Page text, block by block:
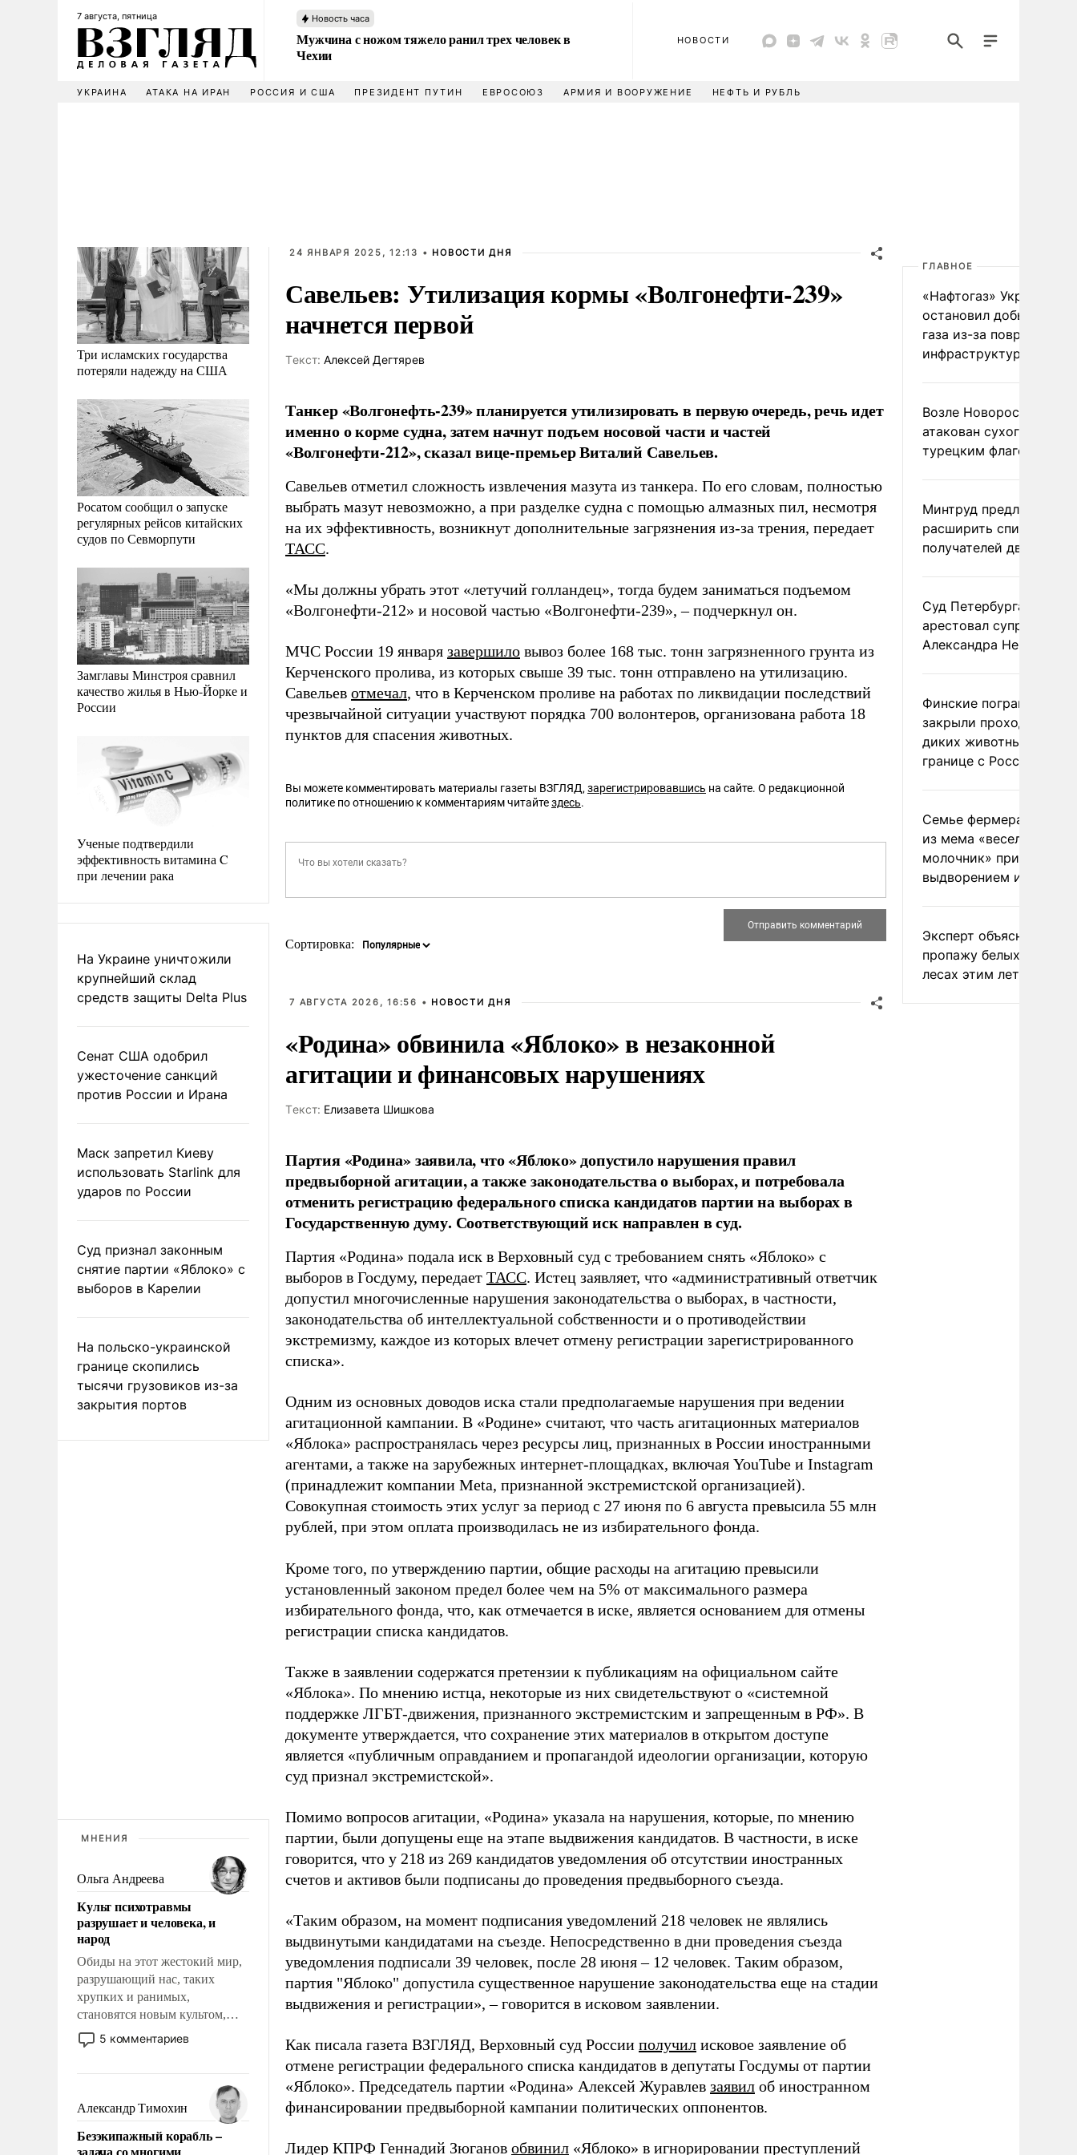
7 августа, пятница Новость часа
Мужчина с ножом тяжело ранил трех человек в
Чехии
НОВОСТИ
УКРАИНА АТАКА НА ИРАН РОССИЯ И США ПРЕЗИДЕНТ ПУТИН ЕВРОСОЮЗ АРМИЯ И ВООРУЖЕНИЕ НЕФТЬ И РУБЛЬ
Три исламских государства
потеряли надежду на США
Росатом сообщил о запуске
регулярных рейсов китайских
судов по Севморпути
Замглавы Минстроя сравнил
качество жилья в Нью-Йорке и
России
Ученые подтвердили
эффективность витамина C
при лечении рака
На Украине уничтожили
крупнейший склад
средств защиты Delta Plus
Сенат США одобрил
ужесточение санкций
против России и Ирана
Маск запретил Киеву
использовать Starlink для
ударов по России
Суд признал законным
снятие партии «Яблоко» с
выборов в Карелии
На польско-украинской
границе скопились
тысячи грузовиков из-за
закрытия портов
МНЕНИЯ
Ольга Андреева
Культ психотравмы
разрушает и человека, и
народ
Обиды на этот жестокий мир,
разрушающий нас, таких
хрупких и ранимых,
становятся новым культом,
постепенно вытесняя и
отменяя традиционное
мужественным и твердым под
ударами судьбы, брать на себя
ответственность, помогать
слабым, идти вперед и
5 комментариев
Александр Тимохин
Безэкипажный корабль –
задача со многими
24 ЯНВАРЯ 2025, 12:13 • НОВОСТИ ДНЯ
Савельев: Утилизация кормы «Волгонефти-239»
начнется первой
Tекст: Алексей Дегтярев
Танкер «Волгонефть-239» планируется утилизировать в первую очередь, речь идет
именно о корме судна, затем начнут подъем носовой части и частей
«Волгонефти-212», сказал вице-премьер Виталий Савельев.
Савельев отметил сложность извлечения мазута из танкера. По его словам, полностью
выбрать мазут невозможно, а при разделке судна с помощью алмазных пил, несмотря
на их эффективность, возникнут дополнительные загрязнения из-за трения, передает
ТАСС.
«Мы должны убрать этот «летучий голландец», тогда будем заниматься подъемом
«Волгонефти-212» и носовой частью «Волгонефти-239», – подчеркнул он.
МЧС России 19 января завершило вывоз более 168 тыс. тонн загрязненного грунта из
Керченского пролива, из которых свыше 39 тыс. тонн отправлено на утилизацию.
Савельев отмечал, что в Керченском проливе на работах по ликвидации последствий
чрезвычайной ситуации участвуют порядка 700 волонтеров, организована работа 18
пунктов для спасения животных.
Вы можете комментировать материалы газеты ВЗГЛЯД, зарегистрировавшись на сайте. О редакционной
политике по отношению к комментариям читайтездесь.
Сортировка:
7 АВГУСТА 2026, 16:56 • НОВОСТИ ДНЯ
«Родина» обвинила «Яблоко» в незаконной
агитации и финансовых нарушениях
Tекст: Елизавета Шишкова
Партия «Родина» заявила, что «Яблоко» допустило нарушения правил
предвыборной агитации, а также законодательства о выборах, и потребовала
отменить регистрацию федерального списка кандидатов партии на выборах в
Государственную думу. Соответствующий иск направлен в суд.
Партия «Родина» подала иск в Верховный суд с требованием снять «Яблоко» с
выборов в Госдуму, передает ТАСС. Истец заявляет, что «административный ответчик
допустил многочисленные нарушения законодательства о выборах, в частности,
законодательства об интеллектуальной собственности и о противодействии
экстремизму, каждое из которых влечет отмену регистрации зарегистрированного
списка».
Одним из основных доводов иска стали предполагаемые нарушения при ведении
агитационной кампании. В «Родине» считают, что часть агитационных материалов
«Яблока» распространялась через ресурсы лиц, признанных в России иностранными
агентами, а также на зарубежных интернет-площадках, включая YouTube и Instagram
(принадлежит компании Meta, признанной экстремистской организацией).
Совокупная стоимость этих услуг за период с 27 июня по 6 августа превысила 55 млн
рублей, при этом оплата производилась не из избирательного фонда.
Кроме того, по утверждению партии, общие расходы на агитацию превысили
установленный законом предел более чем на 5% от максимального размера
избирательного фонда, что, как отмечается в иске, является основанием для отмены
регистрации списка кандидатов.
Также в заявлении содержатся претензии к публикациям на официальном сайте
«Яблока». По мнению истца, некоторые из них свидетельствуют о «системной
поддержке ЛГБТ-движения, признанного экстремистским и запрещенным в РФ». В
документе утверждается, что сохранение этих материалов в открытом доступе
является «публичным оправданием и пропагандой идеологии организации, которую
суд признал экстремистской».
Помимо вопросов агитации, «Родина» указала на нарушения, которые, по мнению
партии, были допущены еще на этапе выдвижения кандидатов. В частности, в иске
говорится, что у 218 из 269 кандидатов уведомления об отсутствии иностранных
счетов и активов были подписаны до проведения предвыборного съезда.
«Таким образом, на момент подписания уведомлений 218 человек не являлись
выдвинутыми кандидатами на съезде. Непосредственно в дни проведения съезда
уведомления подписали 39 человек, после 28 июня – 12 человек. Таким образом,
партия "Яблоко" допустила существенное нарушение законодательства еще на стадии
выдвижения и регистрации», – говорится в исковом заявлении.
Как писала газета ВЗГЛЯД, Верховный суд России получил исковое заявление об
отмене регистрации федерального списка кандидатов в депутаты Госдумы от партии
«Яблоко». Председатель партии «Родина» Алексей Журавлев заявил об иностранном
финансировании предвыборной кампании политических оппонентов.
Лидер КПРФ Геннадий Зюганов обвинил «Яблоко» в игнорировании преступлений
ГЛАВНОЕ
«Нафтогаз» Украины
остановил добычу
газа из-за повреждения
инфраструктуры
Возле Новороссийска
атакован сухогруз под
турецким флагом
Минтруд предложил
расширить список
получателей двух
Суд Петербурга заочно
арестовал супругу
Александра Невзорова
Финские пограничники
закрыли проходы для
диких животных на
границе с Россией
Семье фермера
из мема «веселый
молочник» пригрозили
выдворением из
Эксперт объяснил
пропажу белых грибов
лесах этим летом